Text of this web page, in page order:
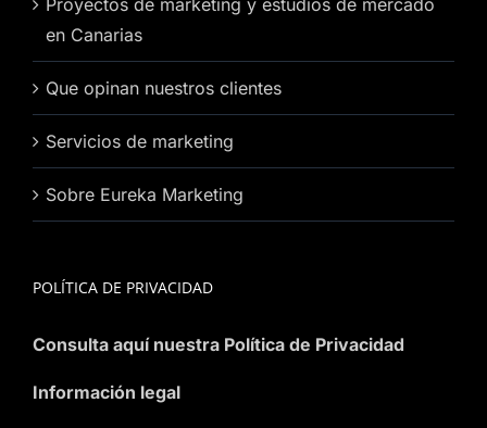
Proyectos de marketing y estudios de mercado
en Canarias
Que opinan nuestros clientes
Servicios de marketing
Sobre Eureka Marketing
POLÍTICA DE PRIVACIDAD
Consulta aquí nuestra Política de Privacidad
Información legal